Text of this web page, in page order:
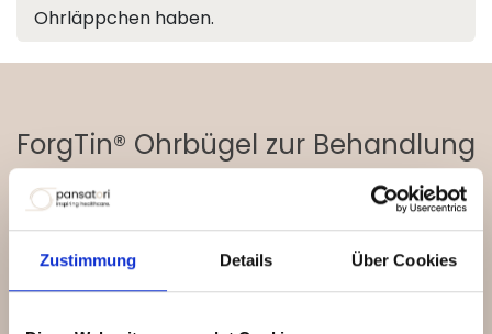
Zustimmung Details Über Cookies
Ohrläppchen haben.
ForgTin® Ohrbügel zur Behandlung
und Therapie von Tinnitus.
ForgTin® kaufen